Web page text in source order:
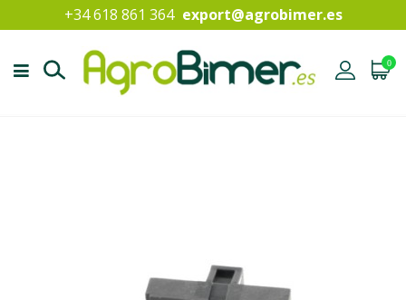
+34 618 861 364 export@agrobimer.es
0